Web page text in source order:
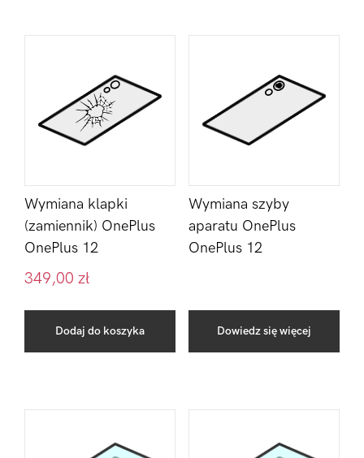
Wymiana klapki
(zamiennik) OnePlus
OnePlus 12
349,00 zł
Dodaj do koszyka
Wymiana szyby
aparatu OnePlus
OnePlus 12
Dowiedz się więcej